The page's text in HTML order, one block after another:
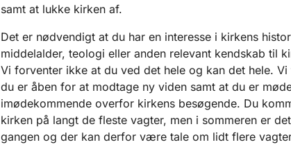
samt at lukke kirken af.
Det er nødvendigt at du har en interesse i kirkens
middelalder, teologi eller anden relevant kendskab til
Vi forventer ikke at du ved det hele og kan det hele.
du er åben for at modtage ny viden samt at du er
imødekommende overfor kirkens besøgende. Du
kirken på langt de fleste vagter, men i sommeren er
gangen og der kan derfor være tale om lidt flere